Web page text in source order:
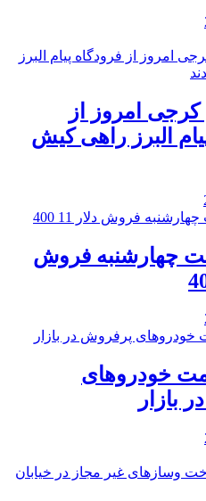
امروز از
البرز راهی کیش
چهارشنبه فروش
خودرو‌های
بازار